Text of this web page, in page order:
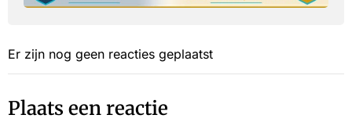
Er zijn nog geen reacties geplaatst
Plaats een reactie